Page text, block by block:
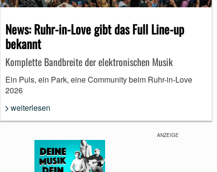
News: Ruhr-in-Love gibt das Full Line-up
bekannt
Komplette Bandbreite der elektronischen Musik
Ein Puls, ein Park, eine Community beim Ruhr-in-Love
2026
weiterlesen